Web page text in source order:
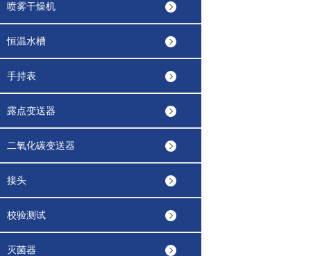
喷雾干燥机
恒温水槽
手持表
露点变送器
二氧化碳变送器
接头
校验测试
灭菌器